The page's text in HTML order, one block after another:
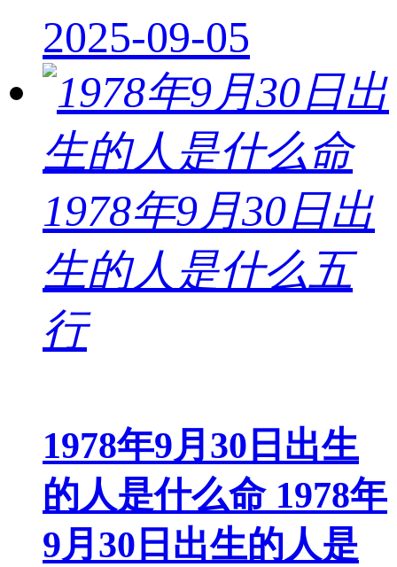
2025-09-05
1978年9月30日出生
的人是什么命 1978年
9月30日出生的人是